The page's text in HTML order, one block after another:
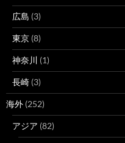
広島 (3)
東京 (8)
神奈川 (1)
長崎 (3)
海外 (252)
アジア (82)